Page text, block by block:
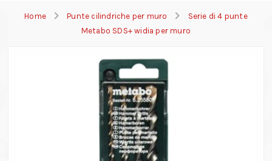
Home Punte cilindriche per muro
Serie di 4 punte
Metabo SDS+ widia per muro